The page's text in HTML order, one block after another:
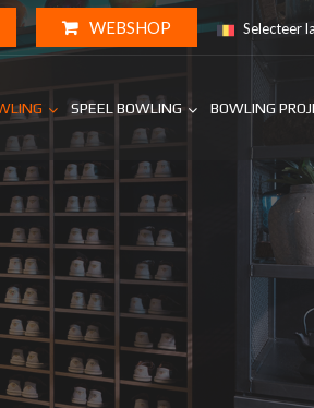
WEBSHOP Selecteer
SPEEL BOWLING BOWLING